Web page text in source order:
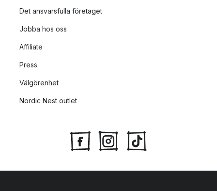
Det ansvarsfulla företaget
Jobba hos oss
Affiliate
Press
Välgörenhet
Nordic Nest outlet